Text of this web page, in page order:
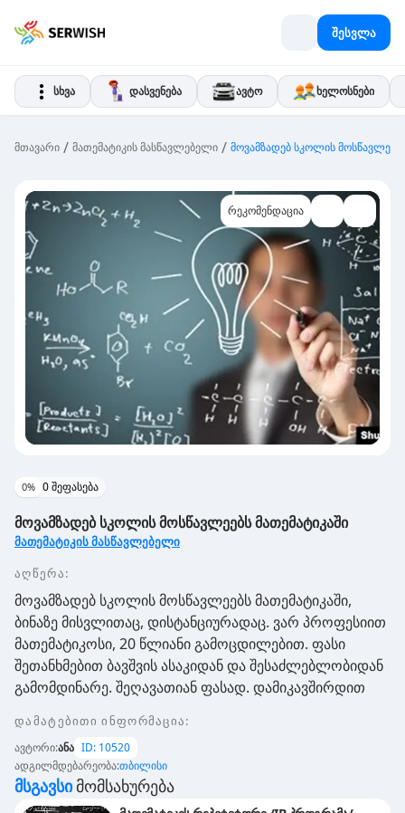
შესვლა
სხვა დასვენება ავტო ხელოსნები
მთავარი / მათემატიკის მასწავლებელი / მოვამზადებ სკოლის
რეკომენდაცია
0% 0შეფასება
მოვამზადებ სკოლის მოსწავლეებს მათემატიკაში
მათემატიკის მასწავლებელი
აღწერა:
მოვამზადებ სკოლის მოსწავლეებს მათემატიკაში,
ბინაზე მისვლითაც, დისტანციურადაც. ვარ პროფესიით
მათემატიკოსი, 20 წლიანი გამოცდილებით. ფასი
შეთანხმებით ბავშვის ასაკიდან და შესაძლებლობიდან
გამომდინარე. შეღავათიან ფასად. დამიკავშირდით
დამატებითი ინფორმაცია:
ავტორი:ანა ID: 10520
ადგილმდებარეობა:თბილისი
Მსგავსი Მომსახურება